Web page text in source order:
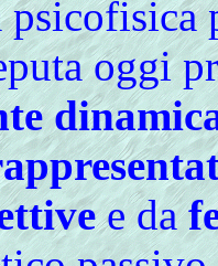
oggi
e da